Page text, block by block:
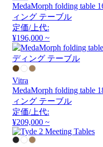
MedaMorph folding table
ィング テーブル
定価/上代:
¥196,000 ~
Vitra
MedaMorph folding table
ィング テーブル
定価/上代:
¥209,000 ~